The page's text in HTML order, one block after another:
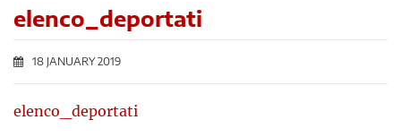
elenco_deportati
18 JANUARY 2019
elenco_deportati